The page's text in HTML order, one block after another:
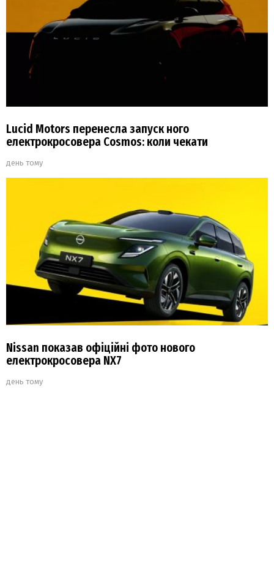
Lucid Motors перенесла запуск ного
електрокросовера Cosmos: коли чекати
день тому
Nissan показав офіційні фото нового
електрокросовера NX7
день тому